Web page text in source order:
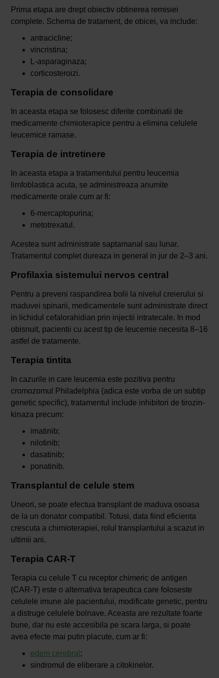
Prima etapa are drept obiectiv obtinerea remisiei
complete. Schema de tratament, de obicei, va include:
antracicline;
vincristina;
L-asparaginaza;
corticosteroizi.
Terapia de consolidare
In aceasta etapa se folosesc diferite combinatii de
medicamente chimioterapice pentru a elimina celulele
leucemice ramase.
Terapia de intretinere
In aceasta etapa a tratamentului pentru leucemia
limfoblastica acuta, se administreaza anumite
medicamente orale cum ar fi:
6-mercaptopurina;
metotrexatul.
Acestea sunt administrate saptamanal sau lunar.
Tratamentul complet dureaza in general in jur de 2–3 ani.
Profilaxia sistemului nervos central
Pentru a preveni raspandirea bolii la nivelul creierului si
maduvei spinarii, medicamentele sunt administrate direct
in lichidul cefalorahidian prin injectii intratecale. In mod
obisnuit, pacientii cu acest tip de leucemie necesita 8–16
astfel de tratamente.
Terapia tintita
In cazurile in care leucemia este pozitiva pentru
cromozomul Philadelphia (adica este vorba de un subtip
genetic specific), tratamentul include inhibitori de tirozin-
kinaza precum:
imatinib;
nilotinib;
dasatinib;
ponatinib.
Transplantul de celule stem
Uneori, se poate efectua transplant de maduva osoasa
de la un donator compatibil. Totusi, data fiind eficienta
crescuta a chimioterapiei, rolul transplantului a scazut in
ultimii ani.
Terapia CAR-T
Terapia cu celule T cu receptor chimeric de antigen
(CAR-T) este o alternativa terapeutica care foloseste
celulele imune ale pacientului, modificate genetic, pentru
a distruge celulele bolnave. Aceasta are rezultate foarte
bune, dar nu este accesibila pe scara larga, si poate
avea efecte mai putin placute, cum ar fi:
edem cerebral ;
sindromul de eliberare a citokinelor.